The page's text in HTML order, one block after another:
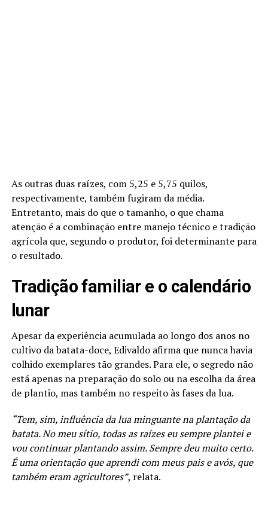
As outras duas raízes, com 5,25 e 5,75 quilos,
respectivamente, também fugiram da média.
Entretanto, mais do que o tamanho, o que chama
atenção é a combinação entre manejo técnico e tradição
agrícola que, segundo o produtor, foi determinante para
o resultado.
Tradição familiar e o calendário
lunar
Apesar da experiência acumulada ao longo dos anos no
cultivo da batata-doce, Edivaldo afirma que nunca havia
colhido exemplares tão grandes. Para ele, o segredo não
está apenas na preparação do solo ou na escolha da área
de plantio, mas também no respeito às fases da lua.
“Tem, sim, influência da lua minguante na plantação da
batata. No meu sítio, todas as raízes eu sempre plantei e
vou continuar plantando assim. Sempre deu muito certo.
É uma orientação que aprendi com meus pais e avós, que
também eram agricultores”, relata.